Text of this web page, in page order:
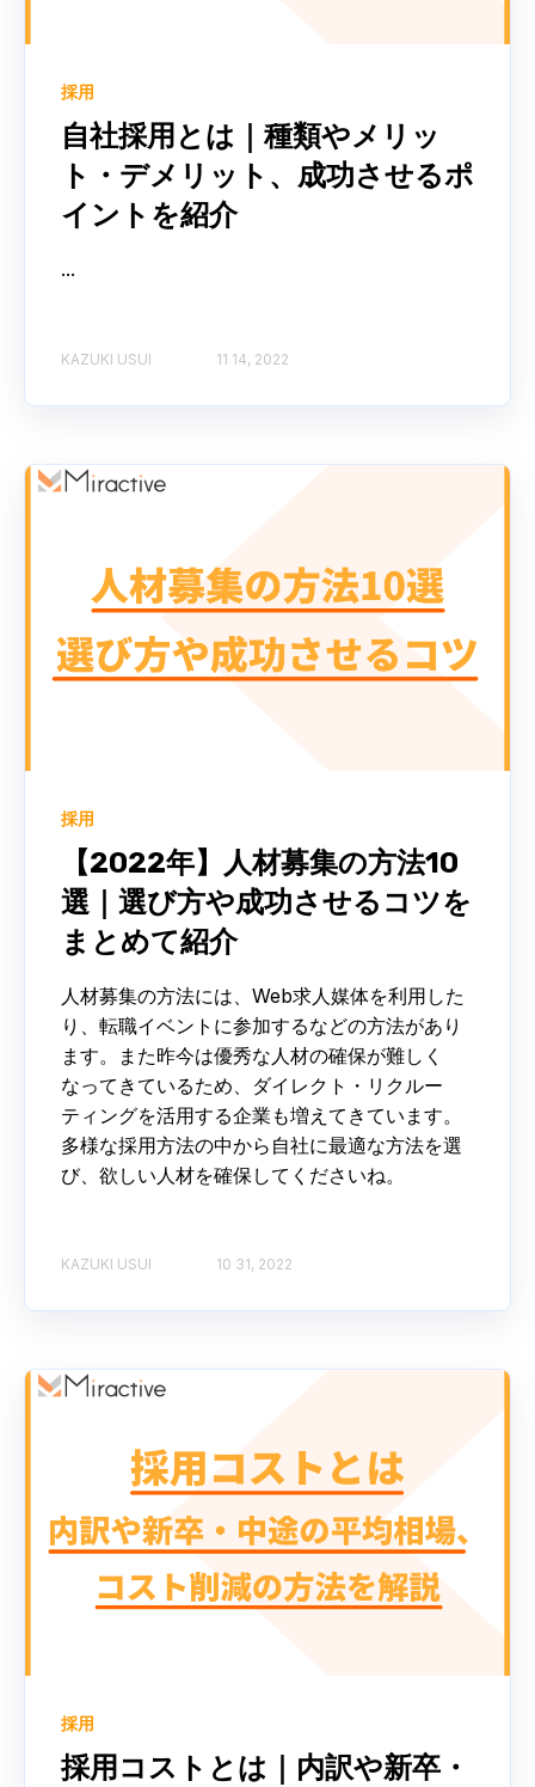
採用
自社採用とは｜種類やメリッ
ト・デメリット、成功させるポ
イントを紹介
...
KAZUKI USUI 11 14, 2022
採用
【2022年】人材募集の方法10
選｜選び方や成功させるコツを
まとめて紹介
人材募集の方法には、Web求人媒体を利用した
り、転職イベントに参加するなどの方法があり
ます。また昨今は優秀な人材の確保が難しく
なってきているため、ダイレクト・リクルー
ティングを活用する企業も増えてきています。
多様な採用方法の中から自社に最適な方法を選
び、欲しい人材を確保してくださいね。
KAZUKI USUI 10 31, 2022
採用
採用コストとは｜内訳や新卒・